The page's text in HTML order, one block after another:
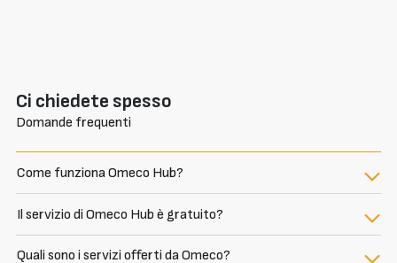
Ci chiedete spesso
Domande frequenti
Come funziona Omeco Hub?
Il servizio di Omeco Hub è gratuito?
Quali sono i servizi offerti da Omeco?